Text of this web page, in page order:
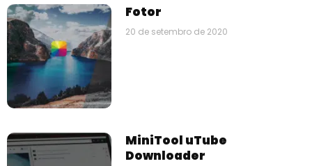
Fotor
20 de setembro de 2020
MiniTool uTube
Downloader